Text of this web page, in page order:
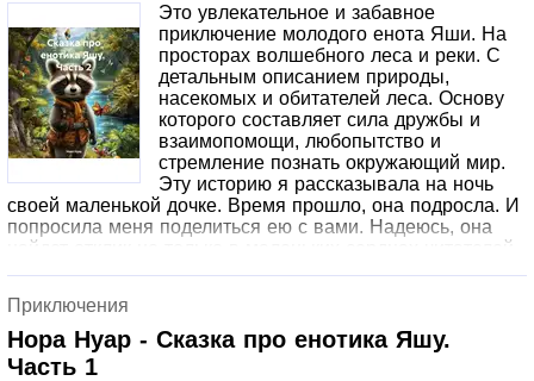
Это увлекательное и забавное
приключение молодого енота Яши. На
просторах волшебного леса и реки. С
детальным описанием природы,
насекомых и обитателей леса. Основу
которого составляет сила дружбы и
взаимопомощи, любопытство и
стремление познать окружающий мир.
Эту историю я рассказывала на ночь
своей маленькой дочке. Время прошло, она подросла. И
попросила меня поделиться ею с вами. Надеюсь, она
найдет отклик не только в маленьких сердцах читателей,
поучительными историями. Публикуется в авторской
редакции с сохранением авторской орфографии и
пунктуации.
Приключения
Нора Нуар - Сказка про енотика Яшу.
Часть 1